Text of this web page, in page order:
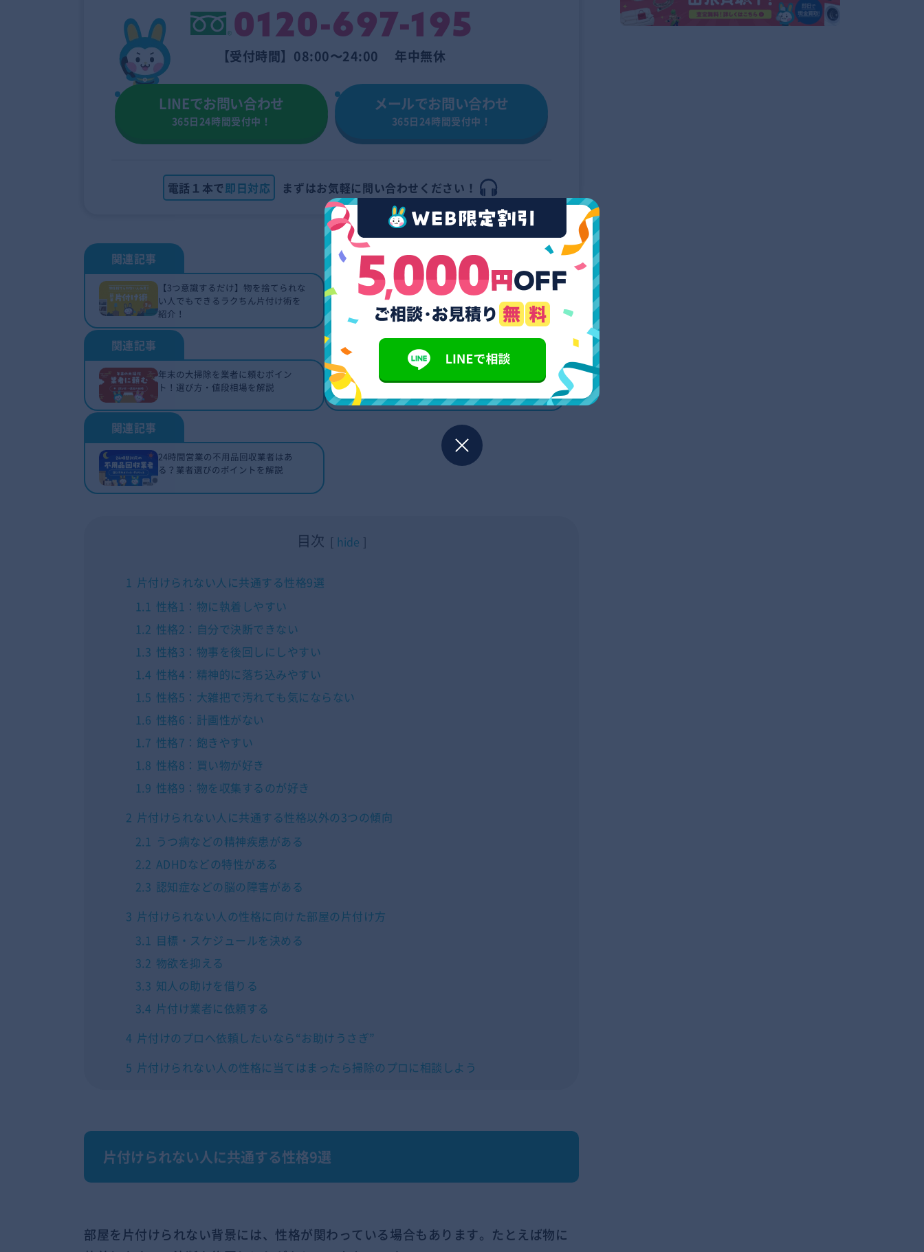
0120-697-195
【受付時間】08:00〜24:00 年中無休
LINEでお問い合わせ
365日24時間受付中！
メールでお問い合わせ
365日24時間受付中！
電話１本で即日対応 まずはお気軽に問い合わせください！
【3つ意識するだけ】物を捨てられな
い人でもできるラクちん片付け術を
紹介！
断捨離するのはコツが大事！後悔し
年末の大掃除を業者に頼むポイン
ト！選び方・値段相場を解説
ゴミを分別しないで捨てる方法と
は？自力でできるコツも紹介
24時間営業の不用品回収業者はあ
る？業者選びのポイントを解説
目次 hide
1 片付けられない人に共通する性格9選
1.1 性格1：物に執着しやすい
1.2 性格2：自分で決断できない
1.3 性格3：物事を後回しにしやすい
1.4 性格4：精神的に落ち込みやすい
1.5 性格5：大雑把で汚れても気にならない
1.6 性格6：計画性がない
1.7 性格7：飽きやすい
1.8 性格8：買い物が好き
1.9 性格9：物を収集するのが好き
2 片付けられない人に共通する性格以外の3つの傾向
2.1 うつ病などの精神疾患がある
2.2 ADHDなどの特性がある
2.3 認知症などの脳の障害がある
3 片付けられない人の性格に向けた部屋の片付け方
3.1 目標・スケジュールを決める
3.2 物欲を抑える
3.3 知人の助けを借りる
3.4 片付け業者に依頼する
4 片付けのプロへ依頼したいなら“お助けうさぎ”
5 片付けられない人の性格に当てはまったら掃除のプロに相談しよう
片付けられない人に共通する性格9選
部屋を片付けられない背景には、性格が関わっている場合もあります。たとえば物に